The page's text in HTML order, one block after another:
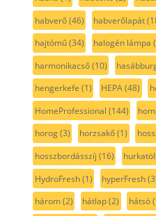
habverő(46) habverőlapát
hajtómű(34) halogén lámpa
harmonikacső(10)
hengerkefe (1) HEPA(48)
HomeProfessional (144)
horog(3) horzsakő(1)
hosszbordásszíj (16)
HydroFresh(1) hyperFresh
három(2) hátlap(2) hátsó